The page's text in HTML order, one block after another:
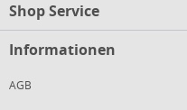
Shop Service
Informationen
AGB